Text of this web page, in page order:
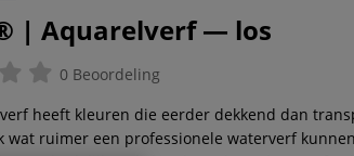
| Aquarelverf — los
0 Beoordeling
heeft kleuren die eerder dekkend dan
wat ruimer een professionele waterverf